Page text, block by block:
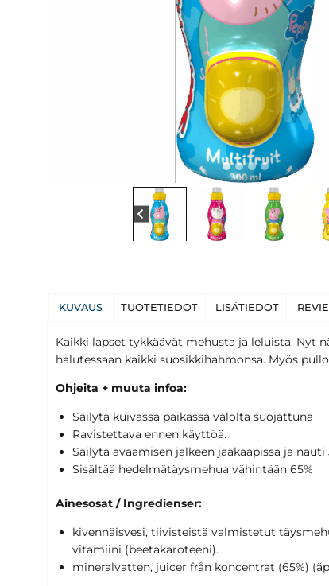
KUVAUS TUOTETIEDOT LISÄTIEDOT
Kaikki lapset tykkäävät mehusta ja leluista. Nyt
halutessaan kaikki suosikkihahmonsa. Myös
Ohjeita + muuta infoa:
Säilytä kuivassa paikassa valolta suojattuna
Ravistettava ennen käyttöä.
Säilytä avaamisen jälkeen jääkaapissa ja
Sisältää hedelmätäysmehua vähintään 65%
Ainesosat / Ingredienser:
kivennäisvesi, tiivisteistä valmistetut
vitamiini (beetakaroteeni).
mineralvatten, juicer från koncentrat (65%)